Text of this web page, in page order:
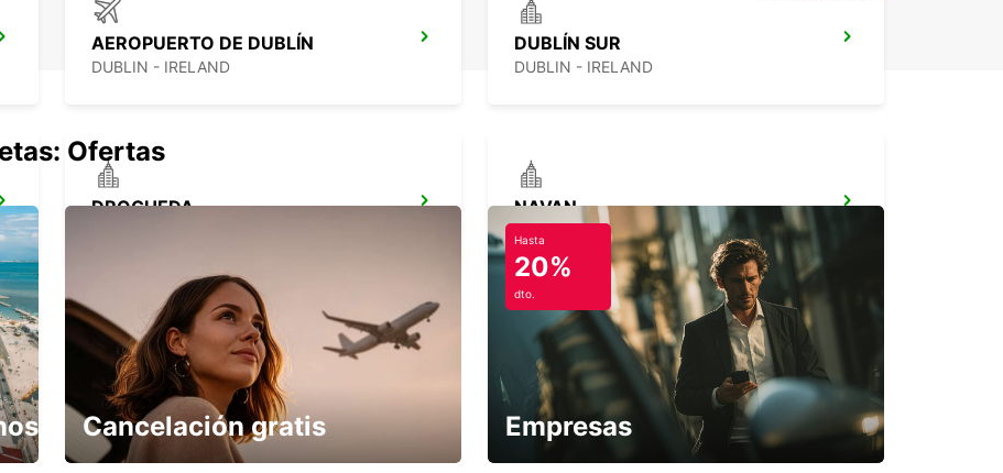
AEROPUERTO DE DUBLÍN
DUBLIN - IRELAND
DUBLÍN SUR
DUBLIN - IRELAND
DROGHEDA NAVAN
NAVAN - IRELAND
Ofertas
Cancelación gratis
Hasta
20%
dto.
Empresas